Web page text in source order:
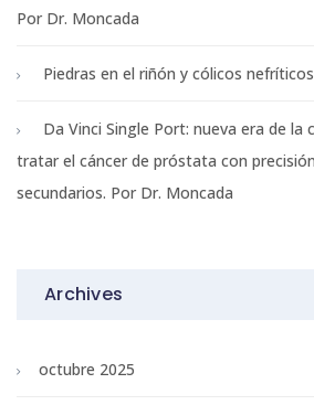
Por Dr. Moncada
Piedras en el riñón y cólicos
Da Vinci Single Port: nueva era de la
tratar el cáncer de próstata con
secundarios. Por Dr. Moncada
Archives
octubre 2025